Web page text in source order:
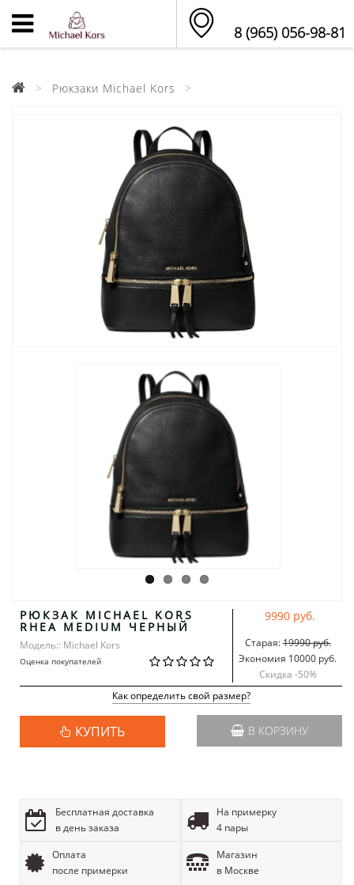
8 (965) 056-98-81
Рюкзаки Michael Kors
РЮКЗАК MICHAEL KORS
RHEA MEDIUM ЧЕРНЫЙ
Модель:: Michael Kors
Оценка покупателей
9990 руб.
Старая:19990 руб.
Экономия 10000 руб.
Скидка -50%
Как определить свой размер?
КУПИТЬ В КОРЗИНУ
Бесплатная доставка
в день заказа
На примерку
4 пары
Оплата
после примерки
Магазин
в Москве